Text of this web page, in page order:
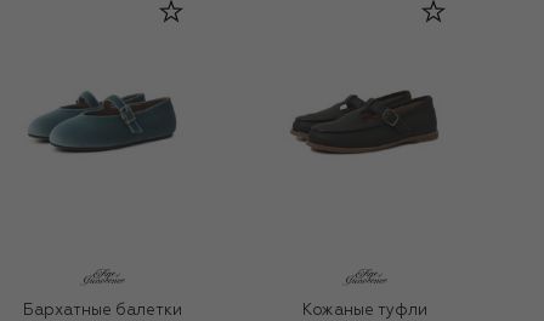
Бархатные балетки Кожаные туфли